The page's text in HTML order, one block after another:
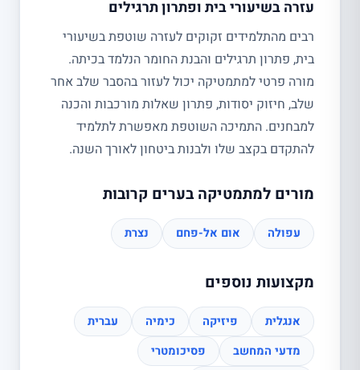
עזרה בשיעורי בית ופתרון תרגילים
רבים מהתלמידים זקוקים לעזרה שוטפת בשיעורי
בית, פתרון תרגילים והבנת החומר הנלמד בכיתה.
מורה פרטי למתמטיקה יכול לעזור בהסבר שלב אחר
שלב, חיזוק יסודות, פתרון שאלות מורכבות והכנה
למבחנים. התמיכה השוטפת מאפשרת לתלמיד
להתקדם בקצב שלו ולבנות ביטחון לאורך השנה.
מורים למתמטיקה בערים קרובות
עפולה אום אל-פחם נצרת
מקצועות נוספים
אנגלית פיזיקה כימיה
עברית
מדעי המחשב
פסיכומטרי